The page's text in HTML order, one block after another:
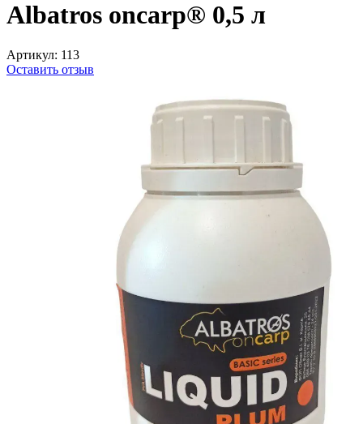
Albatros oncarp® 0,5 л
Артикул: 113
Оставить отзыв